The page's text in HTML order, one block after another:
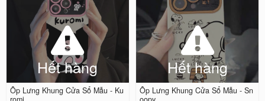
Hết hàng
Ốp Lưng Khung Cửa Sổ Mẫu - Ku
Hết hàng
Ốp Lưng Khung Cửa Sổ Mẫu - Sn